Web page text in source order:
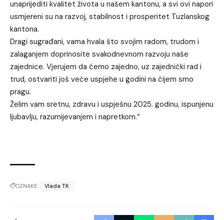
unaprijediti kvalitet života u našem kantonu, a svi ovi napori
usmjereni su na razvoj, stabilnost i prosperitet Tuzlanskog
kantona.
Dragi sugrađani, vama hvala što svojim radom, trudom i
zalaganjem doprinosite svakodnevnom razvoju naše
zajednice. Vjerujem da ćemo zajedno, uz zajednički rad i
trud, ostvariti još veće uspjehe u godini na čijem smo
pragu.
Želim vam sretnu, zdravu i uspješnu 2025. godinu, ispunjenu
ljubavlju, razumijevanjem i napretkom.“
OZNAKE: Vlada TK